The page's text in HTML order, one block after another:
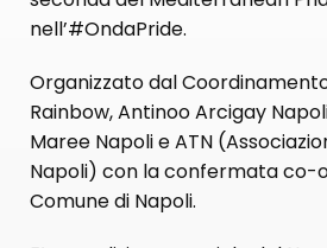
nell’#OndaPride.
Organizzato dal
Rainbow, Antinoo Arcigay
Maree Napoli e ATN
Napoli) con la confermata co-
Comune di Napoli.